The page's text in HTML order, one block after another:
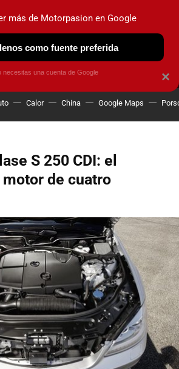
NUEVO
ELÉCTRICOS OBSERVATORIO
Calor China Google Maps
S 250 CDI: el
de cuatro
×
más de Motorpasion en Google
como fuente preferida
necesitas una cuenta de Google